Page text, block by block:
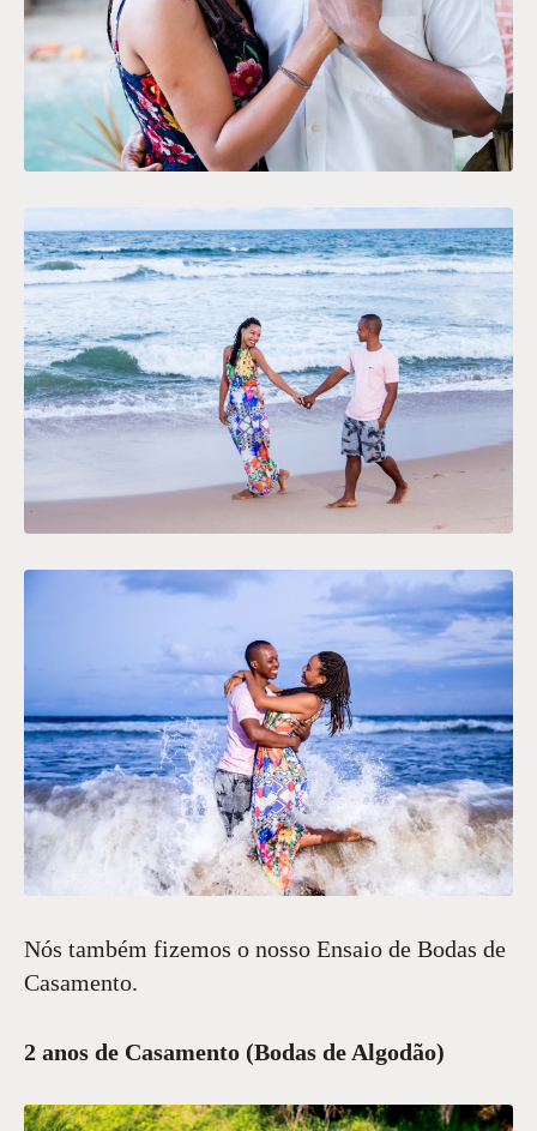
Nós também fizemos o nosso Ensaio de Bodas de
Casamento.
2 anos de Casamento (Bodas de Algodão)